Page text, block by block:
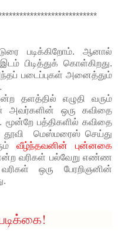
படிக்கிறோம். ஆனால்
பிடித்துக் கொள்கிறது.
படைப்புகள் அனைத்தும்
தளத்தில் எழுதி வரும்
அவர்களின் ஒரு கவிதை
பத்திகளில் கவிதை
தூவி மெஸ்மரைஸ் செய்து
வீழ்ந்தவனின் புன்னகை
வரிகள் பல்வேறு எண்ண
வரிகள் ஒரு பேரறிஞனின்